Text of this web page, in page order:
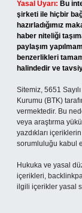
Yasal Uyarı: Bu
şirketi ile hiçbir
hazırladığımız
haber niteliği
paylaşım
benzerlikleri
halindedir ve
Sitemiz, 5651
Kurumu (BTK)
vermektedir. Bu
veya araştırma
yazdıkları
sorumluluğu kabul
Hukuka ve yasal
içerikleri,
ilgili içerikler yasal